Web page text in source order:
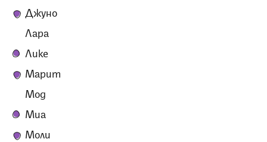
Джуно
Лара
Лике
Марит
Мод
Миа
Моли